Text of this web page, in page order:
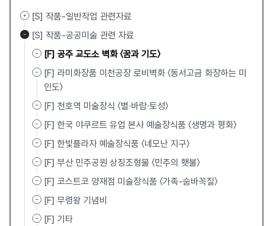
[S] 작품-일반작업 관련자료
[S] 작품-공공미술 관련 자료
[F] 공주 교도소 벽화 〈꿈과 기도〉
[F] 라미화장품 이천공장 로비벽화 〈동서고금 화장하는 미
인도〉
[F] 천호역 미술장식 〈별·바람·토성〉
[F] 한국 야쿠르트 유업 본사 예술장식품 〈생명과 평화〉
[F] 한빛플라자 예술장식품 〈네모난 지구〉
[F] 부산 민주공원 상징조형물 〈민주의 횃불〉
[F] 코스트코 양재점 미술장식품 〈가족-숨바꼭질〉
[F] 무령왕 기념비
[F] 기타